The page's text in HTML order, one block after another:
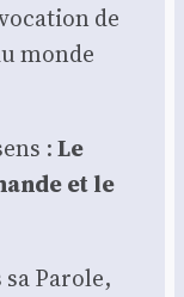
de
monde
:Le
et le
Parole,